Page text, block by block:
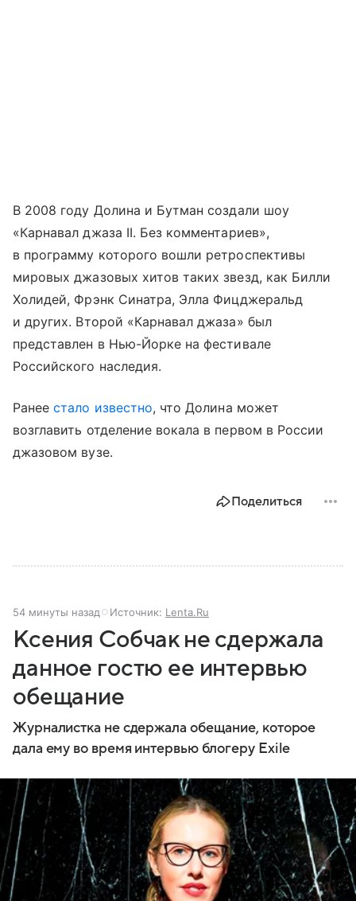
В 2008 году Долина и Бутман создали шоу
«Карнавал джаза II. Без комментариев»,
в программу которого вошли ретроспективы
мировых джазовых хитов таких звезд, как Билли
Холидей, Фрэнк Синатра, Элла Фицджеральд
и других. Второй «Карнавал джаза» был
представлен в Нью-Йорке на фестивале
Российского наследия.
Ранеестало известно, что Долина может
возглавить отделение вокала в первом в России
джазовом вузе.
Поделиться
54 минуты назад Источник: Lenta.Ru
Ксения Собчак не сдержала
данное гостю ее интервью
обещание
Журналистка не сдержала обещание, которое
дала ему во время интервью блогеру Exile